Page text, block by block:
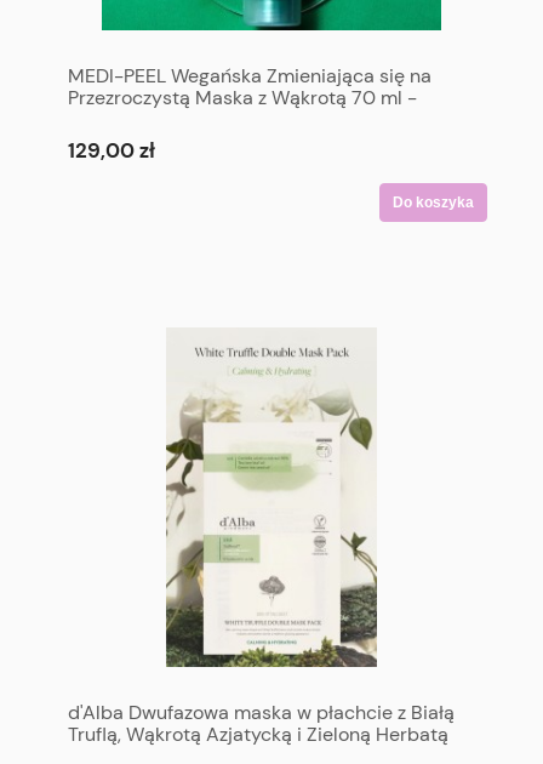
MEDI-PEEL Wegańska Zmieniająca się na
Przezroczystą Maska z Wąkrotą 70 ml -
Wrapping Mask 70 ml
129,00 zł
Do koszyka
d'Alba Dwufazowa maska w płachcie z Białą
Truflą, Wąkrotą Azjatycką i Zieloną Herbatą